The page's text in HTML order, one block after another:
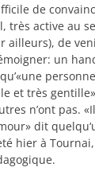
de
très active au
ailleurs), de
un
et très
n’ont pas.
dit
hier à